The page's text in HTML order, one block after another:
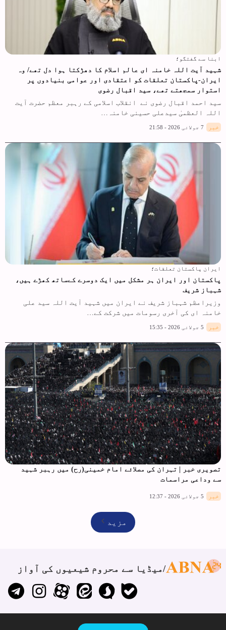
ابنا سے گفتگو؛
شہید آیت اللہ خامنہ ای عالم اسلام کا دھڑکتا ہوا دل تھے/ وہ
ایران-پاکستان تعلقات کو اعتقادی اور عوامی بنیادوں پر
استوار سمجھتے تھے، سید اقبال رضوی
سید احمد اقبال رضوی نے انقلاب اسلامی کے رہبر معظم حضرت آیت
اللہ العظمیٰ سیدعلی حسینی خامنہ…
خبر 7 جولائی 2026 - 21:58
ایران پاکستان تعلقات؛
پاکستان اور ایران ہر مشکل میں ایک دوسرے کےساتھ کھڑے ہیں،
شہباز شریف
وزیراعظم شہباز شریف نے ایران میں شہید آیت اللہ سید علی
خامنہ ای کی آخری رسومات میں شرکت کے…
خبر 5 جولائی 2026 - 15:35
تصویری خبر | تہران کی مصلائے امام خمینی(رح) میں رہبر شہید
سے وداعی مراسمات
خبر 5 جولائی 2026 - 12:37
مزید
میڈیا سے محروم شیعیوں کی آواز